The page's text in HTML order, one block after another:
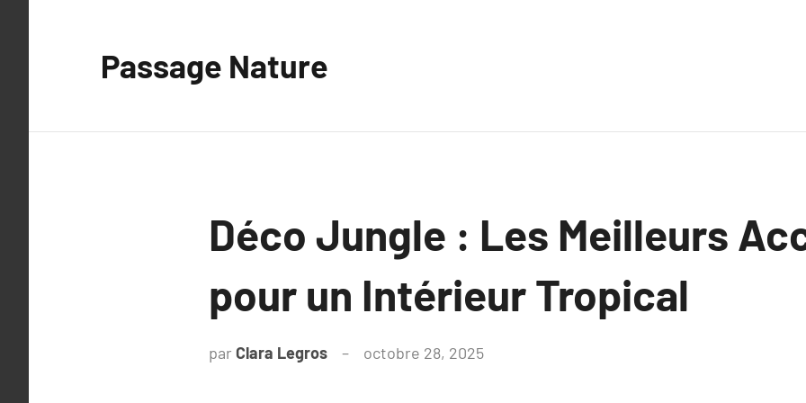
Passage Nature
Déco Jungle : Les Meilleurs
pour un Intérieur Tropical
par Clara Legros octobre 28, 2025